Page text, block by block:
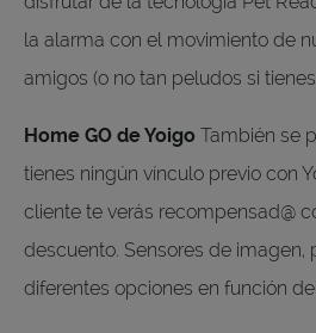
la alarma con el movimiento de
amigos (o no tan peludos si
Home GO de Yoigo También se
tienes ningún vínculo previo con
cliente te verás recompensad@
descuento. Sensores de imagen,
diferentes opciones en función